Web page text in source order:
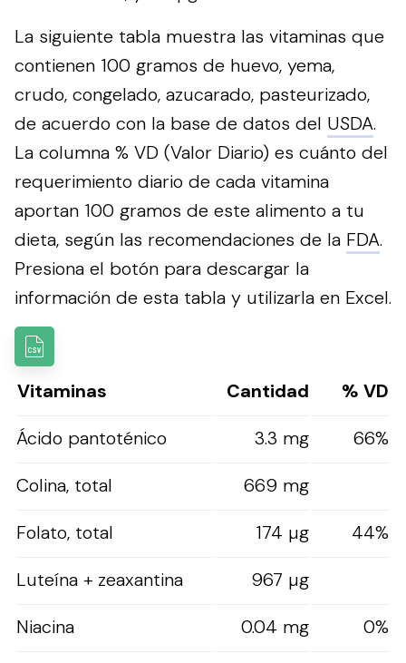
La siguiente tabla muestra las vitaminas que
contienen 100 gramos de huevo, yema,
crudo, congelado, azucarado, pasteurizado,
de acuerdo con la base de datos del USDA.
La columna % VD (Valor Diario) es cuánto del
requerimiento diario de cada vitamina
aportan 100 gramos de este alimento a tu
dieta, según las recomendaciones de la FDA.
Presiona el botón para descargar la
información de esta tabla y utilizarla en Excel.
Vitaminas Cantidad
% VD
Ácido pantoténico
3.3 mg
66%
Colina, total
669 mg
Folato, total
174 µg
44%
Luteína + zeaxantina
967 µg
Niacina
0.04 mg
0%